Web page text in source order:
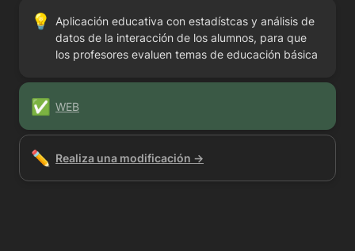
💡
Aplicación educativa con estadístcas y análisis de
datos de la interacción de los alumnos, para que
los profesores evaluen temas de educación básica
✅ WEB
✏️ Realiza una modificación →